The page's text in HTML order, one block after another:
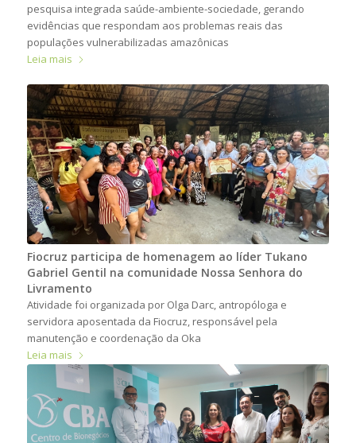
pesquisa integrada saúde-ambiente-sociedade, gerando
evidências que respondam aos problemas reais das
populações vulnerabilizadas amazônicas
Leia mais
Fiocruz participa de homenagem ao líder Tukano
Gabriel Gentil na comunidade Nossa Senhora do
Livramento
Atividade foi organizada por Olga Darc, antropóloga e
servidora aposentada da Fiocruz, responsável pela
manutenção e coordenação da Oka
Leia mais